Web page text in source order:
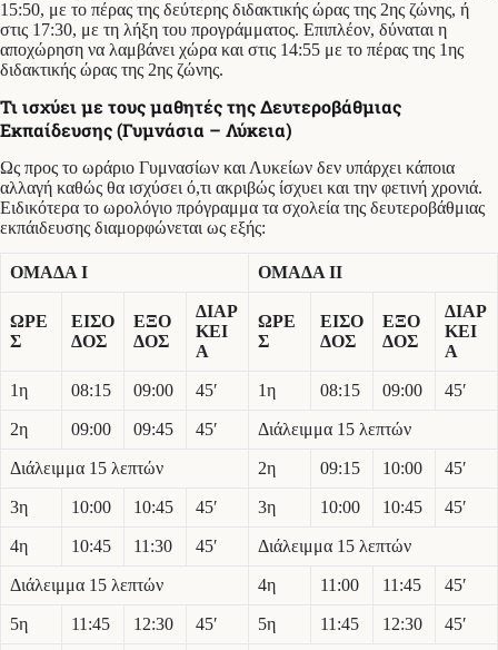
15:50, με το πέρας της δεύτερης διδακτικής ώρας της 2ης ζώνης, ή
στις 17:30, με τη λήξη του προγράμματος. Επιπλέον, δύναται η
αποχώρηση να λαμβάνει χώρα και στις 14:55 με το πέρας της 1ης
διδακτικής ώρας της 2ης ζώνης.
Τι ισχύει με τους μαθητές της Δευτεροβάθμιας
Εκπαίδευσης (Γυμνάσια – Λύκεια)
Ως προς το ωράριο Γυμνασίων και Λυκείων δεν υπάρχει κάποια
αλλαγή καθώς θα ισχύσει ό,τι ακριβώς ίσχυει και την φετινή χρονιά.
Ειδικότερα το ωρολόγιο πρόγραμμα τα σχολεία της δευτεροβάθμιας
εκπάιδευσης διαμορφώνεται ως εξής:
ΟΜΑΔΑ Ι ΟΜΑΔΑ ΙΙ
ΩΡΕ
Σ
ΕΙΣΟ
ΔΟΣ
ΕΞΟ
ΔΟΣ
ΔΙΑΡ
ΚΕΙ
Α
ΩΡΕ
Σ
ΕΙΣΟ
ΔΟΣ
ΕΞΟ
ΔΟΣ
ΔΙΑΡ
ΚΕΙ
Α
1η 08:15 09:00 45′ 1η 08:15 09:00 45′
2η 09:00 09:45 45′ Διάλειμμα 15 λεπτών
Διάλειμμα 15 λεπτών 2η 09:15 10:00 45′
3η 10:00 10:45 45′ 3η 10:00 10:45 45′
4η 10:45 11:30 45′ Διάλειμμα 15 λεπτών
Διάλειμμα 15 λεπτών 4η 11:00 11:45 45′
5η 11:45 12:30 45′ 5η 11:45 12:30 45′